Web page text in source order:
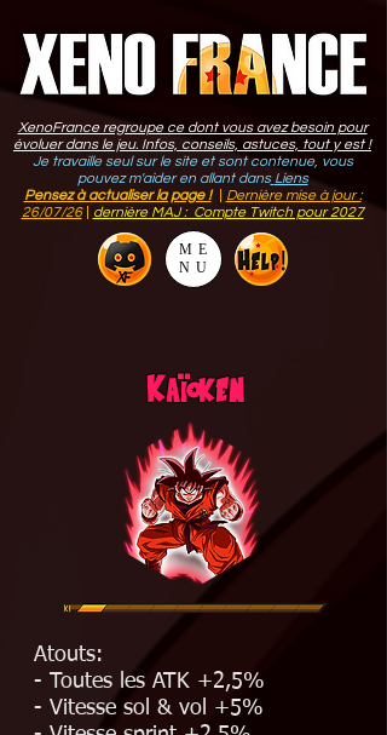
XenoFrance regroupe ce dont vous avez besoin pour
évoluer dans le jeu. Infos, conseils, astuces, tout y est !
Je travaille seul sur le site et sont contenue, vous
pouvez m'aider en allant dans Liens
Pensez à actualiser la page !|
Dernière mise à jour :
26/07/26| dernière MAJ : Compte Twitch pour 2027
ME
NU
Kaïoken
Atouts:
- Toutes les ATK +2,5%
- Vitesse sol & vol +5%